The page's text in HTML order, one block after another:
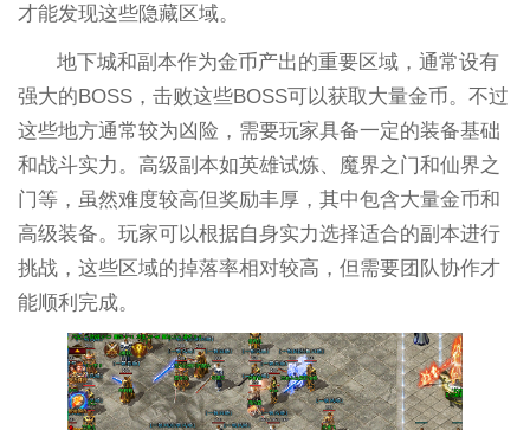
才能发现这些隐藏区域。
地下城和副本作为金币产出的重要区域，通常设有
强大的BOSS，击败这些BOSS可以获取大量金币。不过
这些地方通常较为凶险，需要玩家具备一定的装备基础
和战斗实力。高级副本如英雄试炼、魔界之门和仙界之
门等，虽然难度较高但奖励丰厚，其中包含大量金币和
高级装备。玩家可以根据自身实力选择适合的副本进行
挑战，这些区域的掉落率相对较高，但需要团队协作才
能顺利完成。